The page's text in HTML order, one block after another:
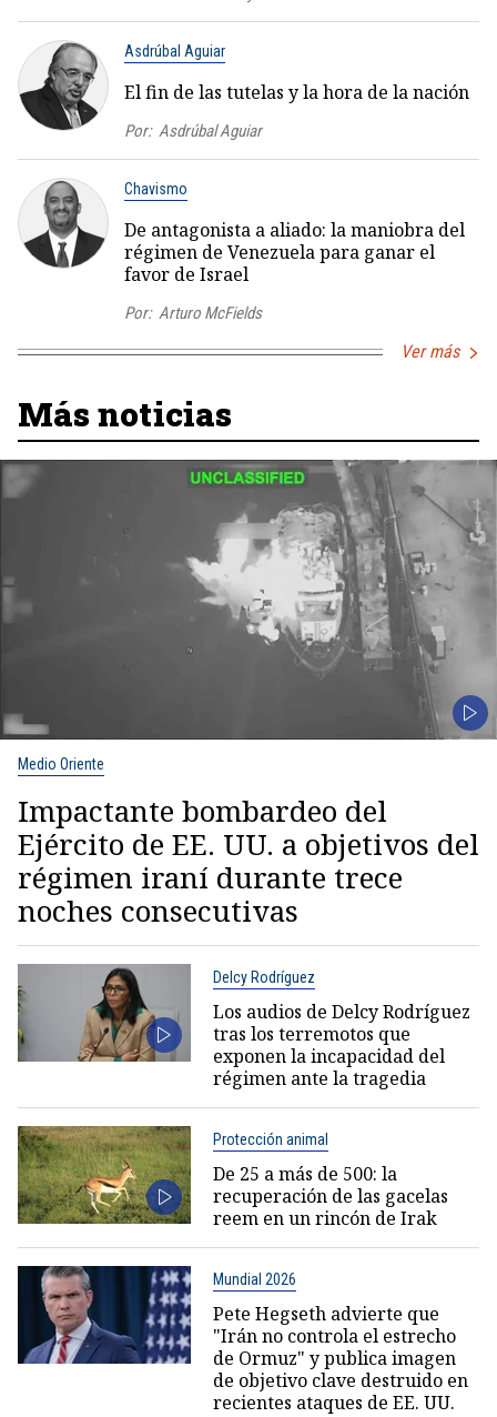
Asdrúbal Aguiar
El fin de las tutelas y la hora de la nación
Por: Asdrúbal Aguiar
Chavismo
De antagonista a aliado: la maniobra del
régimen de Venezuela para ganar el
favor de Israel
Por: Arturo McFields
Ver más
Más noticias
Medio Oriente
Impactante bombardeo del
Ejército de EE. UU. a objetivos del
régimen iraní durante trece
noches consecutivas
Delcy Rodríguez
Los audios de Delcy Rodríguez
tras los terremotos que
exponen la incapacidad del
régimen ante la tragedia
Protección animal
De 25 a más de 500: la
recuperación de las gacelas
reem en un rincón de Irak
Mundial 2026
Pete Hegseth advierte que
"Irán no controla el estrecho
de Ormuz" y publica imagen
de objetivo clave destruido en
recientes ataques de EE. UU.